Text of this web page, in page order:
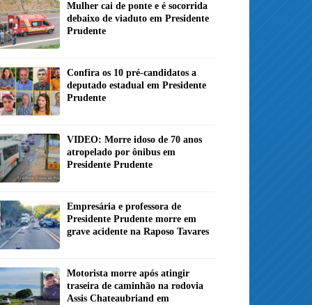
Mulher cai de ponte e é socorrida
debaixo de viaduto em Presidente
Prudente
Confira os 10 pré-candidatos a
deputado estadual em Presidente
Prudente
VIDEO: Morre idoso de 70 anos
atropelado por ônibus em
Presidente Prudente
Empresária e professora de
Presidente Prudente morre em
grave acidente na Raposo Tavares
Motorista morre após atingir
traseira de caminhão na rodovia
Assis Chateaubriand em